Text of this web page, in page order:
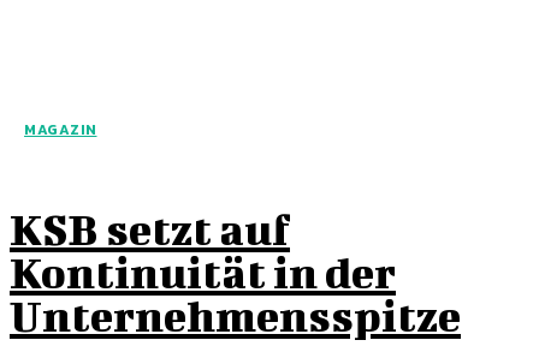
MAGAZIN
KSB setzt auf
Kontinuität in der
Unternehmensspitze